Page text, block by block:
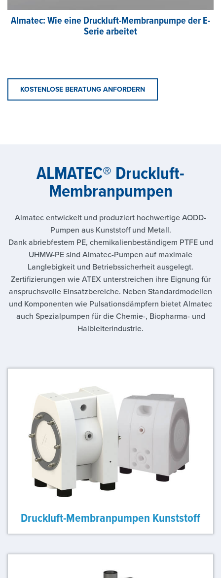
Almatec: Wie eine Druckluft-Membranpumpe der E-
Serie arbeitet
KOSTENLOSE BERATUNG ANFORDERN
ALMATEC® Druckluft-
Membranpumpen
Almatec entwickelt und produziert hochwertige AODD-
Pumpen aus Kunststoff und Metall.
Dank abriebfestem PE, chemikalienbeständigem PTFE und
UHMW-PE sind Almatec-Pumpen auf maximale
Langlebigkeit und Betriebssicherheit ausgelegt.
Zertifizierungen wie ATEX unterstreichen ihre Eignung für
anspruchsvolle Einsatzbereiche. Neben Standardmodellen
und Komponenten wie Pulsationsdämpfern bietet Almatec
auch Spezialpumpen für die Chemie-, Biopharma- und
Halbleiterindustrie.
Druckluft-Membranpumpen Kunststoff